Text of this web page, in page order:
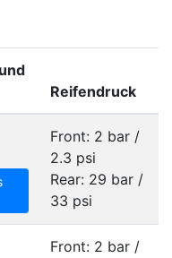
Reifendruck
Front: 2 bar /
2.3 psi
Rear: 29 bar /
33 psi
Front: 2 bar /